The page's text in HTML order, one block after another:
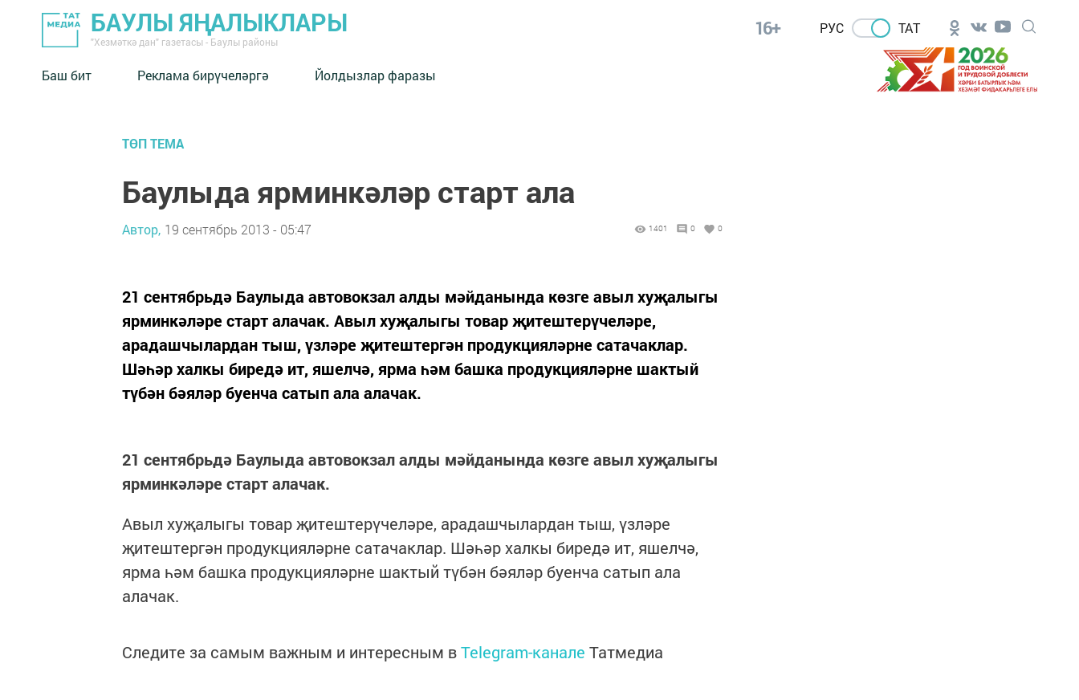
БАУЛЫ ЯҢАЛЫКЛАРЫ
"Хезмәткә дан" газетасы - Баулы районы
16+ РУС ТАТ
Баш бит Реклама бирүчеләргә Йолдызлар фаразы
ТӨП ТЕМА
Баулыда ярминкәләр старт ала
Автор, 19 сентябрь 2013 - 05:47 1401 0 0
21 сентябрьдә Баулыда автовокзал алды мәйданында көзге авыл хуҗалыгы
ярминкәләре старт алачак. Авыл хуҗалыгы товар җитештерүчеләре,
арадашчылардан тыш, үзләре җитештергән продукцияләрне сатачаклар.
Шәһәр халкы биредә ит, яшелчә, ярма һәм башка продукцияләрне шактый
түбән бәяләр буенча сатып ала алачак.
21 сентябрьдә Баулыда автовокзал алды мәйданында көзге авыл хуҗалыгы
ярминкәләре старт алачак.
Авыл хуҗалыгы товар җитештерүчеләре, арадашчылардан тыш, үзләре
җитештергән продукцияләрне сатачаклар. Шәһәр халкы биредә ит, яшелчә,
ярма һәм башка продукцияләрне шактый түбән бәяләр буенча сатып ала
алачак.
Следите за самым важным и интересным вTelegram-канале Татмедиа